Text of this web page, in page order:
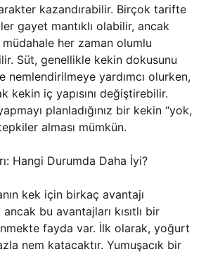
kazandırabilir. Birçok tarifte
gayet mantıklı olabilir, ancak
müdahale her zaman olumlu
Süt, genellikle kekin dokusunu
nemlendirilmeye yardımcı olurken,
kekin iç yapısını değiştirebilir.
planladığınız bir kekin “yok,
alması mümkün.
Hangi Durumda Daha İyi?
kek için birkaç avantajı
bu avantajları kısıtlı bir
fayda var. İlk olarak, yoğurt
nem katacaktır. Yumuşacık bir